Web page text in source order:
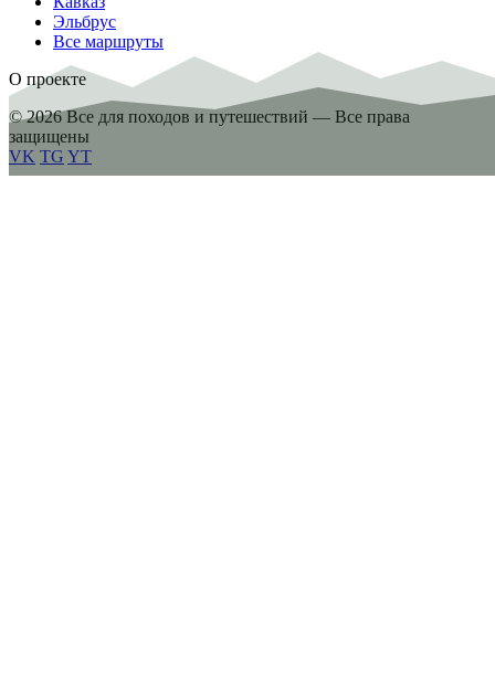
Эльбрус
Все маршруты
О проекте
© 2026 Все для походов и путешествий — Все права
защищены
VK TG YT